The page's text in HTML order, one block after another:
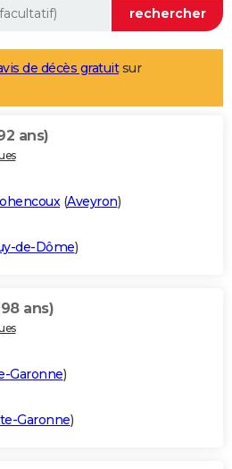
de décès gratuitsur
ans)
(Aveyron)
de-Dôme)
ans)
Garonne)
Garonne)